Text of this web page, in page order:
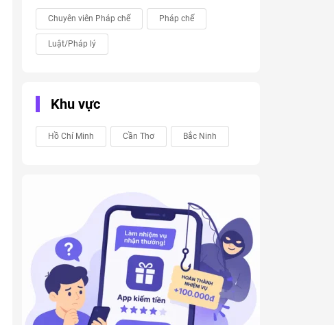
Chuyên viên Pháp chế Pháp chế
Luật/Pháp lý
Khu vực
Hồ Chí Minh Cần Thơ Bắc Ninh